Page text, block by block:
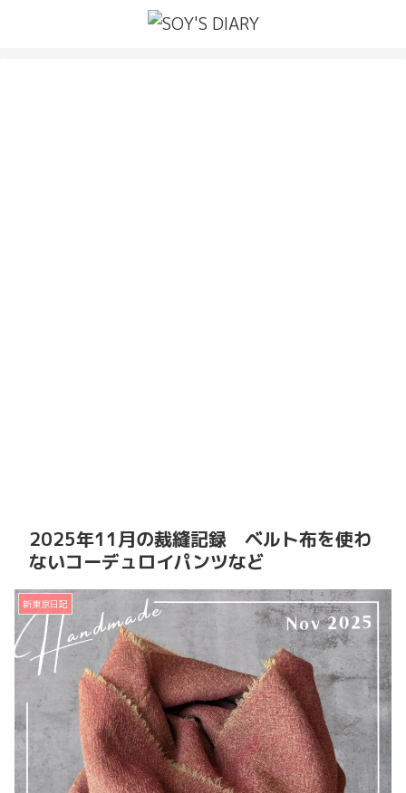
2025年11月の裁縫記録 ベルト布を使わ
ないコーデュロイパンツなど
新東京日記